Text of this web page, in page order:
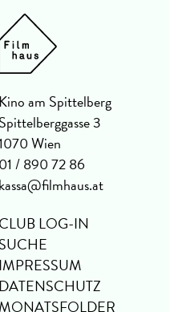
Kino am Spittelberg
Spittelberggasse 3
Wien
01 / 890 72 86
kassa@filmhaus.at
CLUB LOG-IN
SUCHE
IMPRESSUM
DATENSCHUTZ
MONATSFOLDER